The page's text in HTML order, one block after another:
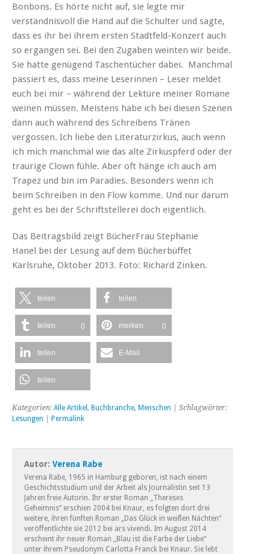
Bonbons. Es hörte nicht auf, sie legte mir
verständnisvoll die Hand auf die Schulter und sagte,
dass es ihr bei ihrem ersten Stadtfeld-Konzert auch
so ergangen sei. Bei den Zugaben weinten wir beide.
Sie hatte genügend Taschentücher dabei. Manchmal
passiert es, dass meine Leserinnen – Leser meldet
euch bei mir – während der Lektüre meiner Romane
weinen müssen. Meistens habe ich bei diesen Szenen
dann auch während des Schreibens Tränen
vergossen. Ich liebe den Literaturzirkus, auch wenn
ich mich manchmal wie das alte Zirkuspferd oder der
traurige Clown fühle. Aber oft hänge ich auch am
Trapez und bin im Paradies. Besonders wenn ich
beim Schreiben in den Flow komme. Und nur darum
geht es bei der Schriftstellerei doch eigentlich.
Das Beitragsbild zeigt BücherFrau Stephanie
Hanel bei der Lesung auf dem Bücherbüffet
Karlsruhe, Oktober 2013. Foto: Richard Zinken.
teilen teilen
teilen 0 merken 0
teilen E-Mail
teilen
Kategorien: Alle Artikel , Buchbranche, Menschen | Schlagwörter:
Lesungen
Permalink
Autor: Verena Rabe
Verena Rabe, 1965 in Hamburg geboren, ist nach einem
Geschichtsstudium und der Arbeit als Journalistin seit 13
Jahren freie Autorin. Ihr erster Roman „Thereses
Geheimnis“ erschien 2004 bei Knaur, es folgten dort drei
weitere, ihren fünften Roman „Das Glück in weißen Nächten“
veröffentlichte sie 2012 bei ars vivendi. Im August 2014
erscheint ihr neuer Roman „Blau ist die Farbe der Liebe“
unter ihrem Pseudonym Carlotta Franck bei Knaur. Sie lebt